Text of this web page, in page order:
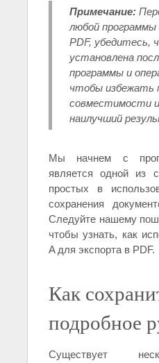
Примечание:
любой программы
PDF, убедитесь,
установлена
программы и
чтобы избежать
совместимости
наилучший
Мы начнем с
является одной из
простых в
сохранения
Следуйте нашему
чтобы узнать, как
A для экспорта в PDF.
Как
подробное
Существует